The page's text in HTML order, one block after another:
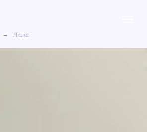
→ Люкс